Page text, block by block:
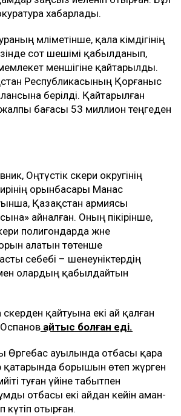
хабарлады.
мәліметінше, қала әкімдігінің
сот шешімі қабылданып,
мемлекет меншігіне қайтарылды.
Республикасының Қорғаныс
берілді. Қайтарылған
бағасы 53 миллион теңгеден
Оңтүстік әскери округінің
орынбасары Манас
Қазақстан армиясы
айналған. Оның пікірінше,
полигондарда және
алатын төтенше
себебі – шенеуніктердің
олардың қабылдайтын
қайтуына екі ай қалған
қайтыс болған еді.
Өргебас ауылында отбасы қара
борышын өтеп жүрген
туған үйіне табытпен
отбасы екі айдан кейін аман-
күтіп отырған.